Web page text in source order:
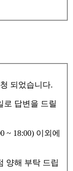
되었습니다.
로 답변을 드릴
~ 18:00) 이외에
양해 부탁 드립